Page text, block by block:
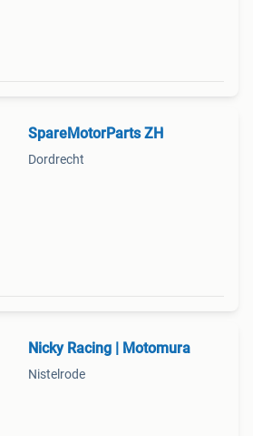
SpareMotorParts ZH
Dordrecht
Nicky Racing | Motomura
Nistelrode